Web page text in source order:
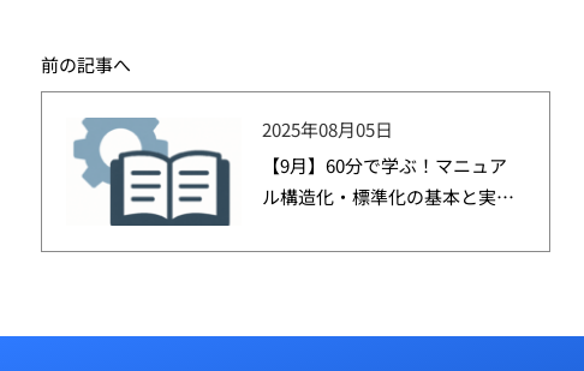
前の記事へ
2025年08月05日
【9月】60分で学ぶ！マニュア
ル構造化・標準化の基本と実践